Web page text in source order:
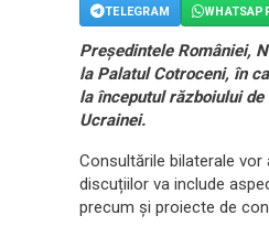
TELEGRAM
Președintele României,
la Palatul Cotroceni, în
la începutul războiului
Ucrainei.
Consultările bilaterale
discuțiilor va include
precum și proiecte de